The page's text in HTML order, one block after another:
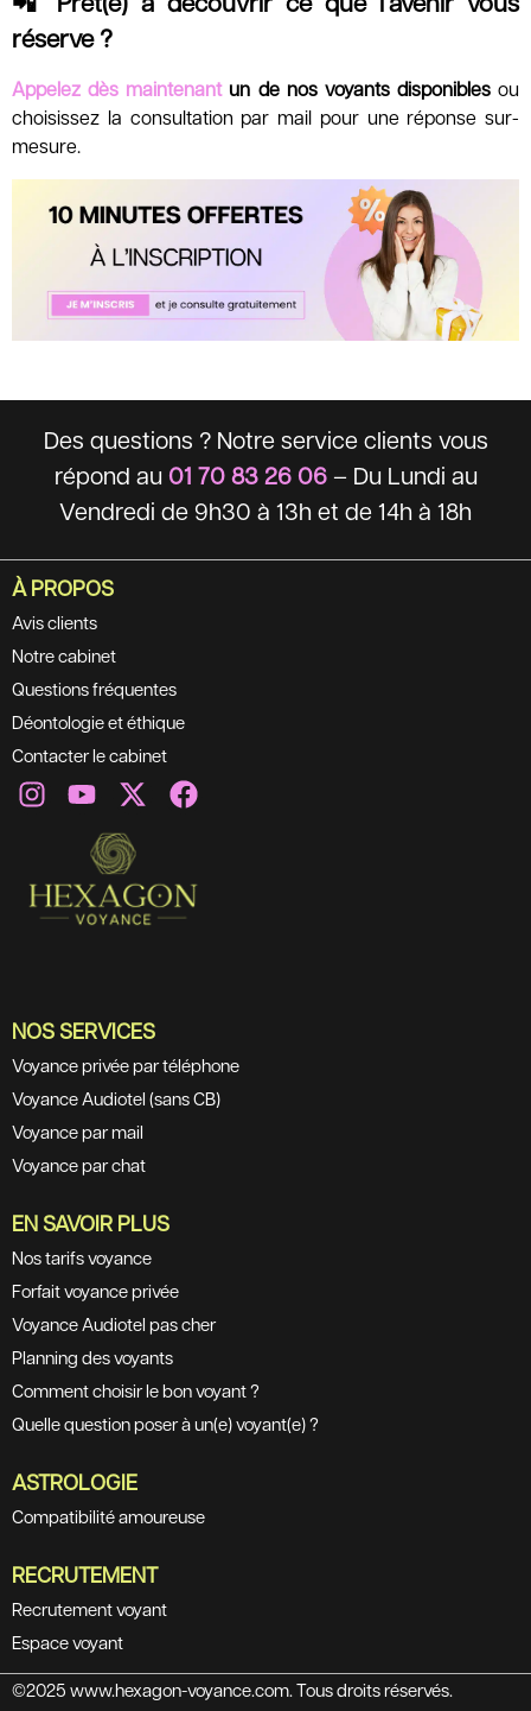
réserve ?
Appelez dès maintenantun de nos voyants disponiblesou
choisissez la consultation par mail pour une réponse sur-
mesure.
Des questions ? Notre service clients vous
répond au 01 70 83 26 06– Du Lundi au
Vendredi de 9h30 à 13h et de 14h à 18h
À PROPOS
Avis clients
Notre cabinet
Questions fréquentes
Déontologie et éthique
Contacter le cabinet
NOS SERVICES
Voyance privée par téléphone
Voyance Audiotel (sans CB)
Voyance par mail
Voyance par chat
EN SAVOIR PLUS
Nos tarifs voyance
Forfait voyance privée
Voyance Audiotel pas cher
Planning des voyants
Comment choisir le bon voyant ?
Quelle question poser à un(e) voyant(e) ?
ASTROLOGIE
Compatibilité amoureuse
RECRUTEMENT
Recrutement voyant
Espace voyant
©2025 www.hexagon-voyance.com. Tous droits réservés.